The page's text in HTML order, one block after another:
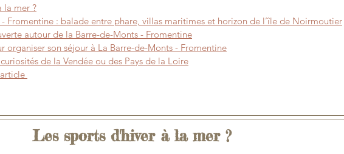
la mer ?
Fromentine : balade entre phare, villas maritimes et horizon de l’île de Noirmoutier
autour de la Barre-de-Monts - Fromentine
organiser son séjour à La Barre-de-Monts - Fromentine
de la Vendée ou des Pays de la Loire
Les sports d'hiver à la mer ?